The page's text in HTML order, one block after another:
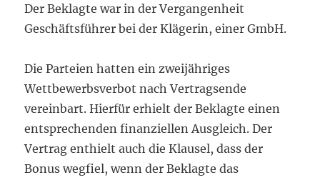
Der Beklagte war in der Vergangenheit
Geschäftsführer bei der Klägerin, einer GmbH.
Die Parteien hatten ein zweijähriges
Wettbewerbsverbot nach Vertragsende
vereinbart. Hierfür erhielt der Beklagte einen
entsprechenden finanziellen Ausgleich. Der
Vertrag enthielt auch die Klausel, dass der
Bonus wegfiel, wenn der Beklagte das